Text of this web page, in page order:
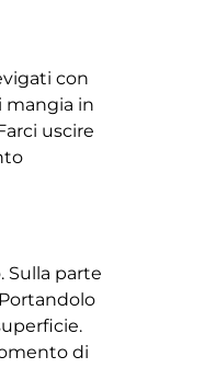
con
mangia in
uscire
Sulla parte
di